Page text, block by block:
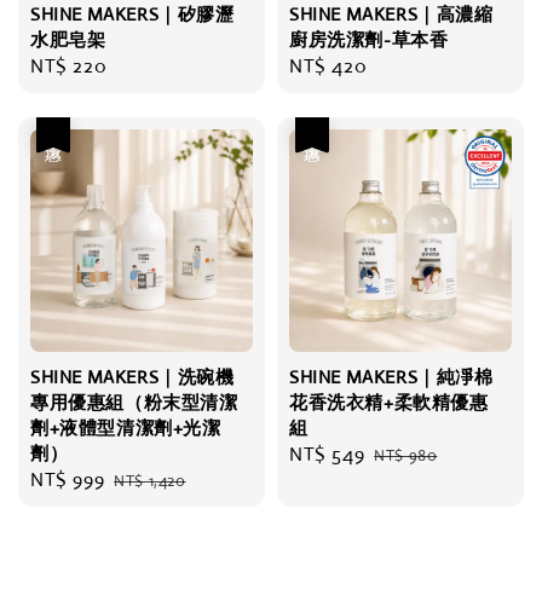
SHINE MAKERS｜矽膠瀝
水肥皂架
Regular
NT$ 220
SHINE MAKERS｜高濃縮
廚房洗潔劑-草本香
Regular
NT$ 420
SHINE MAKERS｜洗碗機
專用優惠組（粉末型清潔
劑+液體型清潔劑+光潔
劑）
Sale
NT$ 999 Regular
NT$ 1,420
SHINE MAKERS｜純凈棉
花香洗衣精+柔軟精優惠
組
Sale
NT$ 549 Regular
NT$ 980